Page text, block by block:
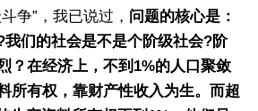
争”，我已说过， 问题的核心是：
们的社会是不是个阶级社会?阶
？在经济上，不到1%的人口聚敛
所有权，靠财产性收入为生。而超